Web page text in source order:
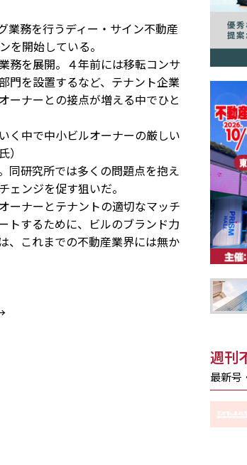
業務を行うディー・サイン不動産
を開始している。
務を展開。４年前には移転コンサ
門を設置するなど、テナント企業
ーナーとの接点が増える中でひと
く中で中小ビルオーナーの厳しい
同研究所では多くの問題点を抱え
ンジを促す狙いだ。
ーナーとテナントの適切なマッチ
トするために、ビルのブランド力
、これまでの不動産業界には無か
週刊
最新号